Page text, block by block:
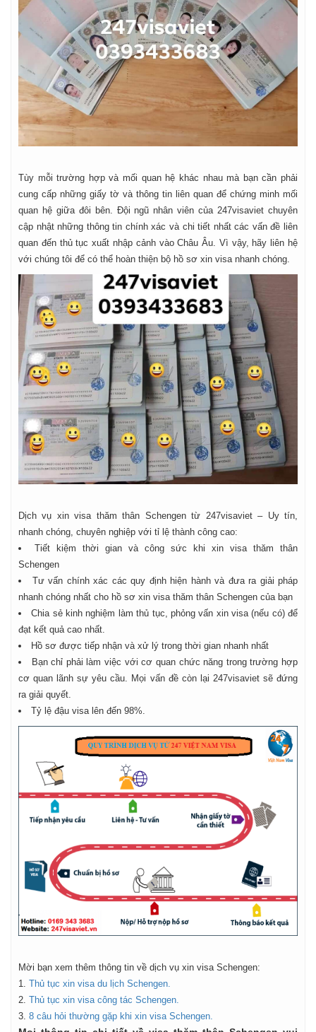
Tùy mỗi trường hợp và mối quan hệ khác nhau mà bạn cần phải
cung cấp những giấy tờ và thông tin liên quan để chứng minh mối
quan hệ giữa đôi bên. Đội ngũ nhân viên của 247visaviet chuyên
cập nhật những thông tin chính xác và chi tiết nhất các vấn đề liên
quan đến thủ tục xuất nhập cảnh vào Châu Âu. Vì vậy, hãy liên hệ
với chúng tôi để có thể hoàn thiện bộ hồ sơ xin visa nhanh chóng.
Dịch vụ xin visa thăm thân Schengen từ 247visaviet – Uy tín,
nhanh chóng, chuyên nghiệp với tỉ lệ thành công cao:
Tiết kiệm thời gian và công sức khi xin visa thăm thân
Schengen
Tư vấn chính xác các quy định hiện hành và đưa ra giải pháp
nhanh chóng nhất cho hồ sơ xin visa thăm thân Schengen của bạn
Chia sẻ kinh nghiệm làm thủ tục, phỏng vấn xin visa (nếu có) để
đạt kết quả cao nhất.
Hồ sơ được tiếp nhận và xử lý trong thời gian nhanh nhất
Bạn chỉ phải làm việc với cơ quan chức năng trong trường hợp
cơ quan lãnh sự yêu cầu. Mọi vấn đề còn lại 247visaviet sẽ đứng
ra giải quyết.
Tỷ lệ đậu visa lên đến 98%.
Mời bạn xem thêm thông tin về dịch vụ xin visa Schengen:
Thủ tục xin visa du lịch Schengen.
Thủ tục xin visa công tác Schengen.
8 câu hỏi thường gặp khi xin visa Schengen.